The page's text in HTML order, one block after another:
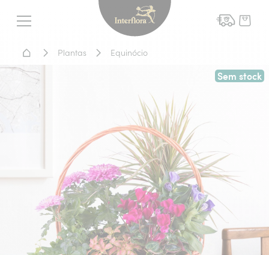
Menu
Interflora - entrega de
Home - Entrega de flores
Plantas Equinócio
Sem stock